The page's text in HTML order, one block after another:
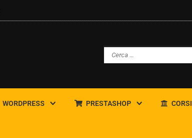
WORDPRESS PRESTASHOP CORSI